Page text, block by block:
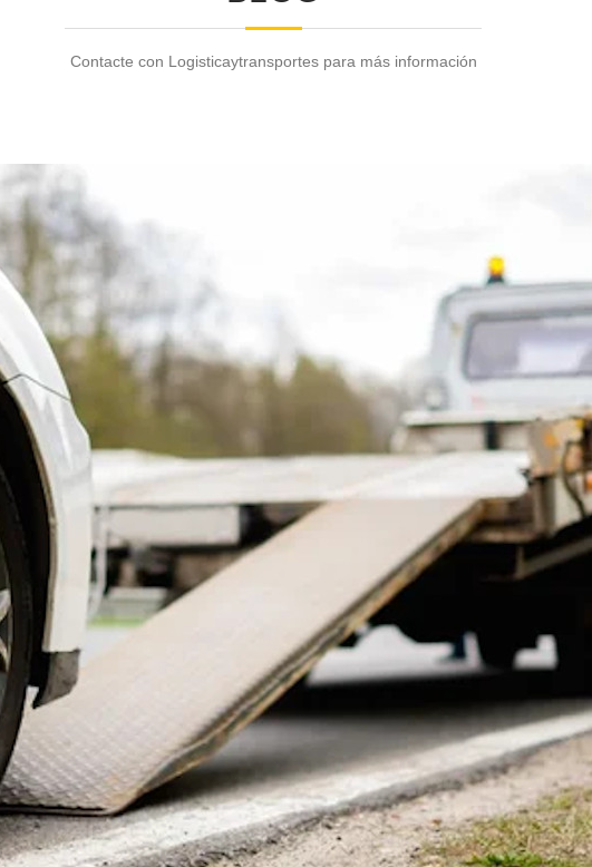
Contacte con Logisticaytransportes para más información